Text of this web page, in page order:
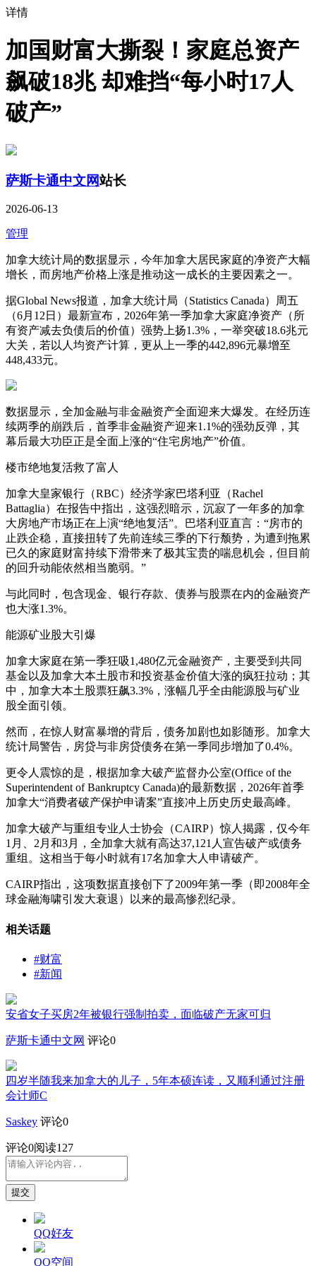
详情
加国财富大撕裂！家庭总资产
飙破18兆 却难挡“每小时17人
破产”
萨斯卡通中文网站长
2026-06-13
管理
加拿大统计局的数据显示，今年加拿大居民家庭的净资产大幅
增长，而房地产价格上涨是推动这一成长的主要因素之一。
据Global News报道，加拿大统计局（Statistics Canada）周五
（6月12日）最新宣布，2026年第一季加拿大家庭净资产（所
有资产减去负债后的价值）强势上扬1.3%，一举突破18.6兆元
大关，若以人均资产计算，更从上一季的442,896元暴增至
448,433元。
数据显示，全加金融与非金融资产全面迎来大爆发。在经历连
续两季的崩跌后，首季非金融资产迎来1.1%的强劲反弹，其
幕后最大功臣正是全面上涨的“住宅房地产”价值。
楼市绝地复活救了富人
加拿大皇家银行（RBC）经济学家巴塔利亚（Rachel
Battaglia）在报告中指出，这强烈暗示，沉寂了一年多的加拿
大房地产市场正在上演“绝地复活”。巴塔利亚直言：“房市的
止跌企稳，直接扭转了先前连续三季的下行颓势，为遭到拖累
已久的家庭财富持续下滑带来了极其宝贵的喘息机会，但目前
的回升动能依然相当脆弱。”
与此同时，包含现金、银行存款、债券与股票在内的金融资产
也大涨1.3%。
能源矿业股大引爆
加拿大家庭在第一季狂吸1,480亿元金融资产，主要受到共同
基金以及加拿大本土股市和投资基金价值大涨的疯狂拉动；其
中，加拿大本土股票狂飙3.3%，涨幅几乎全由能源股与矿业
股全面引领。
然而，在惊人财富暴增的背后，债务加剧也如影随形。加拿大
统计局警告，房贷与非房贷债务在第一季同步增加了0.4%。
更令人震惊的是，根据加拿大破产监督办公室(Office of the
Superintendent of Bankruptcy Canada)的最新数据，2026年首季
加拿大“消费者破产保护申请案”直接冲上历史历史最高峰。
加拿大破产与重组专业人士协会（CAIRP）惊人揭露，仅今年
1月、2月和3月，全加拿大就有高达37,121人宣告破产或债务
重组。这相当于每小时就有17名加拿大人申请破产。
CAIRP指出，这项数据直接创下了2009年第一季（即2008年全
球金融海啸引发大衰退）以来的最高惨烈纪录。
相关话题
#财富
#新闻
安省女子买房2年被银行强制拍卖，面临破产无家可归
萨斯卡通中文网 评论0
四岁半随我来加拿大的儿子，5年本硕连读，又顺利通过注册
会计师C
Saskey 评论0
评论0阅读127
提交
QQ好友
QQ空间